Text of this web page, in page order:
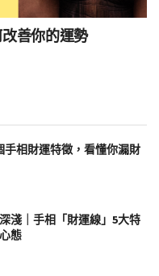
善你的運勢
手相財運特徵，看懂你漏財
淺｜手相「財運線」5大特
態